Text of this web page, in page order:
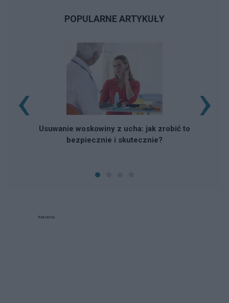
POPULARNE ARTYKUŁY
Usuwanie woskowiny z ucha: jak zrobić to
bezpiecznie i skutecznie?
‹ ›
Reklama: